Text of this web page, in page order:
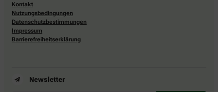
Kontakt
Nutzungsbedingungen
Datenschutzbestimmungen
Impressum
Barrierefreiheitserklärung
Newsletter